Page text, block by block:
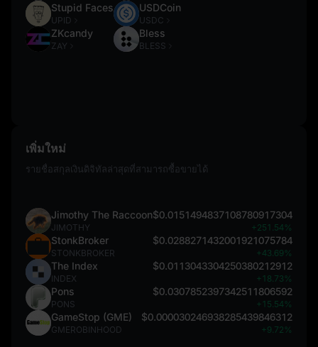
Stupid Faces
UPID
ZKcandy
ZAY
USDCoin
USDC
Bless
BLESS
เพิ่มใหม่
รายชื่อสกุลเงินดิจิทัลล่าสุดที่สามารถซื้อขายได้
Jimothy The Raccoon
JIMOTHY
$0.0151494837108780917304
+251.54%
StonkBroker
STONKBROKER
$0.0288271432001921075784
+43.69%
The Index
INDEX
$0.0113043304250380212912
+18.73%
Pons
PONS
$0.0307852397342511806592
+15.54%
GameStop (GME)
GMEROBINHOOD
$0.000030246938285439846312
+9.72%